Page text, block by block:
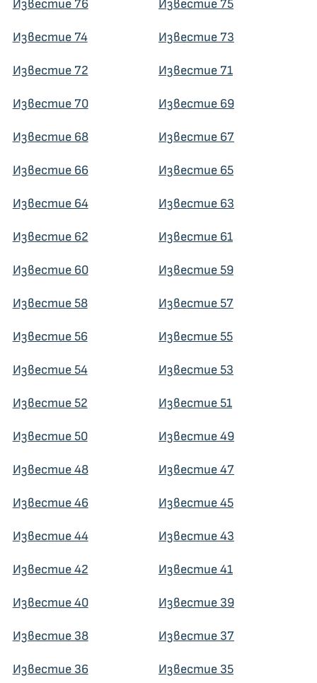
Известие 76 Известие 75
Известие 74 Известие 73
Известие 72 Известие 71
Известие 70 Известие 69
Известие 68 Известие 67
Известие 66 Известие 65
Известие 64 Известие 63
Известие 62 Известие 61
Известие 60 Известие 59
Известие 58 Известие 57
Известие 56 Известие 55
Известие 54 Известие 53
Известие 52 Известие 51
Известие 50 Известие 49
Известие 48 Известие 47
Известие 46 Известие 45
Известие 44 Известие 43
Известие 42 Известие 41
Известие 40 Известие 39
Известие 38 Известие 37
Известие 36 Известие 35